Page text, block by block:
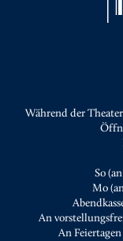
Während der
So
Mo
An
An